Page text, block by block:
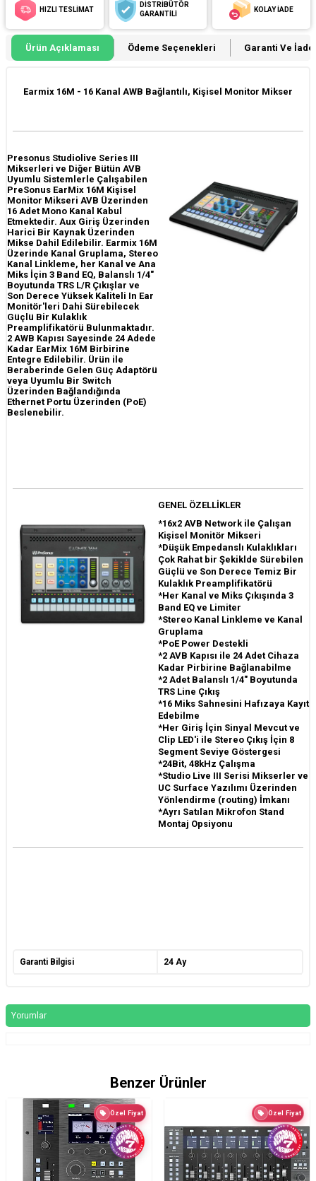
HIZLI TESLİMAT
DİSTRİBÜTÖR
GARANTİLİ
KOLAY İADE
Ürün Açıklaması Ödeme Seçenekleri Garanti Ve İade
Earmix 16M - 16 Kanal AWB Bağlantılı, Kişisel Monitor Mikser
Presonus Studiolive Series III
Mikserleri ve Diğer Bütün AVB
Uyumlu Sistemlerle Çalışabilen
PreSonus EarMix 16M Kişisel
Monitor Mikseri AVB Üzerinden
16 Adet Mono Kanal Kabul
Etmektedir. Aux Giriş Üzerinden
Harici Bir Kaynak Üzerinden
Mikse Dahil Edilebilir. Earmix 16M
Üzerinde Kanal Gruplama, Stereo
Kanal Linkleme, her Kanal ve Ana
Miks İçin 3 Band EQ, Balanslı 1/4"
Boyutunda TRS L/R Çıkışlar ve
Son Derece Yüksek Kaliteli In Ear
Monitör'leri Dahi Sürebilecek
Güçlü Bir Kulaklık
Preamplifikatörü Bulunmaktadır.
2 AWB Kapısı Sayesinde 24 Adede
Kadar EarMix 16M Birbirine
Entegre Edilebilir. Ürün ile
Beraberinde Gelen Güç Adaptörü
veya Uyumlu Bir Switch
Üzerinden Bağlandığında
Ethernet Portu Üzerinden (PoE)
Beslenebilir.
GENEL ÖZELLİKLER
*16x2 AVB Network ile Çalışan
Kişisel Monitör Mikseri
*Düşük Empedanslı Kulaklıkları
Çok Rahat bir Şekiklde Sürebilen
Güçlü ve Son Derece Temiz Bir
Kulaklık Preamplifikatörü
*Her Kanal ve Miks Çıkışında 3
Band EQ ve Limiter
*Stereo Kanal Linkleme ve Kanal
Gruplama
*PoE Power Destekli
*2 AVB Kapısı ile 24 Adet Cihaza
Kadar Pirbirine Bağlanabilme
*2 Adet Balanslı 1/4" Boyutunda
TRS Line Çıkış
*16 Miks Sahnesini Hafızaya Kayıt
Edebilme
*Her Giriş İçin Sinyal Mevcut ve
Clip LED'i ile Stereo Çıkış İçin 8
Segment Seviye Göstergesi
*24Bit, 48kHz Çalışma
*Studio Live III Serisi Mikserler ve
UC Surface Yazılımı Üzerinden
Yönlendirme (routing) İmkanı
*Ayrı Satılan Mikrofon Stand
Montaj Opsiyonu
Garanti Bilgisi 24 Ay
Yorumlar
Benzer Ürünler
Özel Fiyat Özel Fiyat